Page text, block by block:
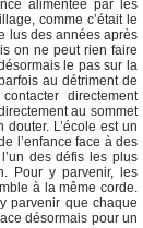
alimentée par les
comme c’était le
lus des années après
on ne peut rien faire
le pas sur la
au détriment de
directement
au sommet
L’école est un
l’enfance face à des
des défis les plus
Pour y parvenir, les
à la même corde.
parvenir que chaque
désormais pour un